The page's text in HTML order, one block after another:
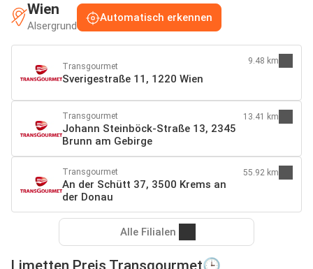
Wien
Alsergrund
Automatisch erkennen
Transgourmet
Sverigestraße 11, 1220 Wien
9.48 km
Transgourmet
Johann Steinböck-Straße 13, 2345
Brunn am Gebirge
13.41 km
Transgourmet
An der Schütt 37, 3500 Krems an
der Donau
55.92 km
Alle Filialen
Limetten Preis Transgourmet🕒